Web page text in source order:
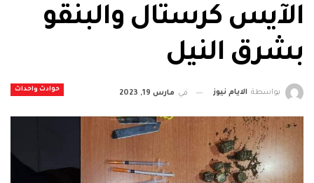
الآيس كرستال والبنقو
بشرق النيل
حوادث واحداث بواسطة الايام نيوز في مارس 19, 2023